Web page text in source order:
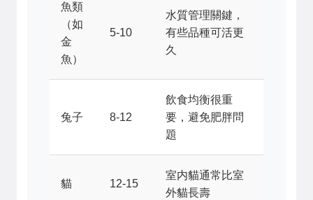
魚類
（如
金
魚）
5-10
水質管理關鍵，
有些品種可活更
久
兔子 8-12
飲食均衡很重
要，避免肥胖問
題
貓 12-15
室内貓通常比室
外貓長壽